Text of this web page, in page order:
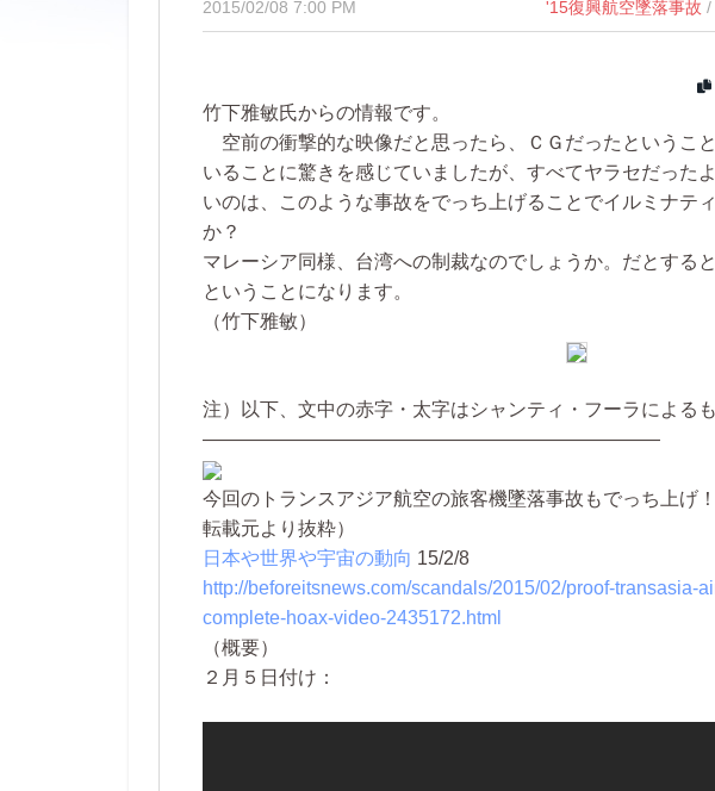
2015/02/08 7:00 PM '15復興航空墜落事故 /
竹下雅敏氏からの情報です。
空前の衝撃的な映像だと思ったら、ＣＧだったというこ
いることに驚きを感じていましたが、すべてヤラセだった
いのは、このような事故をでっち上げることでイルミナテ
か？
マレーシア同様、台湾への制裁なのでしょうか。だとする
ということになります。
（竹下雅敏）
注）以下、文中の赤字・太字はシャンティ・フーラによるも
————————————————————————
今回のトランスアジア航空の旅客機墜落事故もでっち上げ！
転載元より抜粋）
日本や世界や宇宙の動向 15/2/8
http://beforeitsnews.com/scandals/2015/02/proof-transasia-
complete-hoax-video-2435172.html
（概要）
２月５日付け：